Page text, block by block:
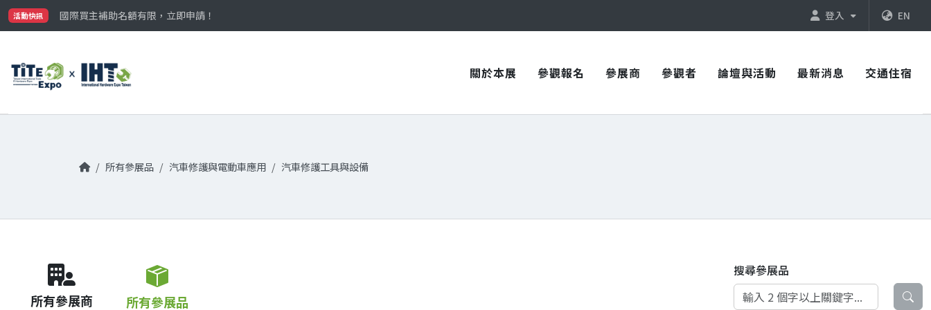
活動快訊
國際買主補助名額有限，立即申請！
參觀門票開放申請中‼️
登入 EN
關於本展 參觀報名 參展商 參觀者 論壇與活動 最新消息 交通住宿
所有參展品 汽車修護與電動車應用 汽車修護工具與設備
所有參展商 所有參展品
搜尋參展品